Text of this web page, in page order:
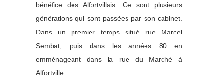
bénéfice des Alfortvillais. Ce sont plusieurs
générations qui sont passées par son cabinet.
Dans un premier temps situé rue Marcel
Sembat, puis dans les années 80 en
emménageant dans la rue du Marché à
Alfortville.